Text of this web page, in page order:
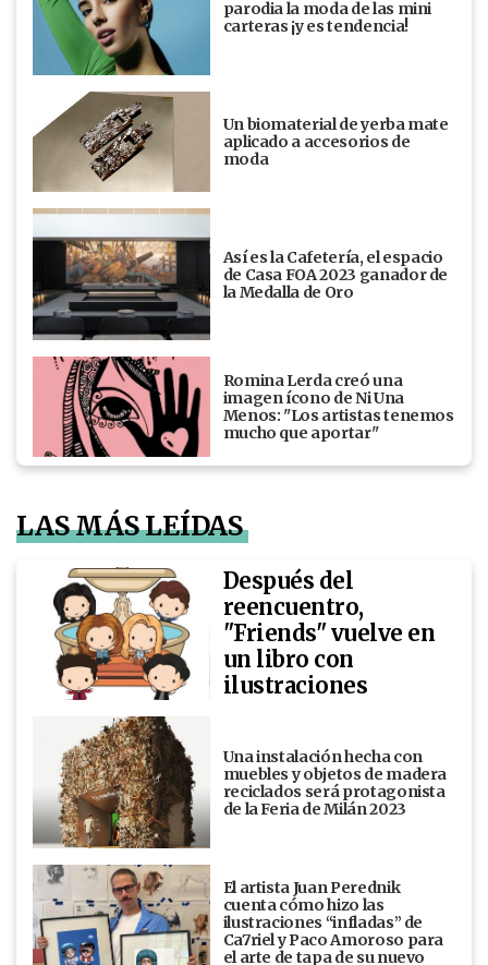
parodia la moda de las mini
carteras ¡y es tendencia!
Un biomaterial de yerba mate
aplicado a accesorios de
moda
Así es la Cafetería, el espacio
de Casa FOA 2023 ganador de
la Medalla de Oro
Romina Lerda creó una
imagen ícono de Ni Una
Menos: "Los artistas tenemos
mucho que aportar"
LAS MÁS LEÍDAS
Después del
reencuentro,
"Friends" vuelve en
un libro con
ilustraciones
Una instalación hecha con
muebles y objetos de madera
reciclados será protagonista
de la Feria de Milán 2023
El artista Juan Perednik
cuenta cómo hizo las
ilustraciones “infladas” de
Ca7riel y Paco Amoroso para
el arte de tapa de su nuevo